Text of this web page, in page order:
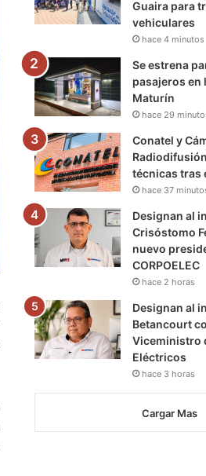
m
Guaira para
vehiculares
hace 4 minutos
Se estrena
pasajeros en
Maturín
hace 29
Conatel y
técnicas tras
hace 37
Designan al
Crisóstomo
nuevo
CORPOELEC
hace 2 horas
Designan al
Betancourt
Viceministro
Eléctricos
hace 3 horas
Cargar Mas